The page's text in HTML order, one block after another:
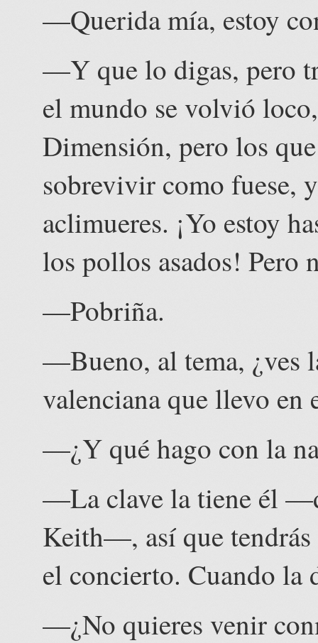
—Querida mía, estoy
—Y que lo digas, pero
el mundo se volvió
Dimensión, pero los
sobrevivir como fuese,
aclimueres. ¡Yo estoy
los pollos asados!
—Pobriña.
—Bueno, al tema, ¿ves
valenciana que llevo en
—¿Y qué hago con la
—La clave la tiene él
Keith—, así que tendrás
el concierto. Cuando la
—¿No quieres venir